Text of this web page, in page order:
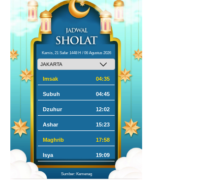
Kamis, 21 Safar 1448 H / 06 Agustus 2026
Imsak 04:35
Subuh 04:45
Dzuhur 12:02
Ashar 15:23
Maghrib 17:58
Isya 19:09
Sumber: Kemenag